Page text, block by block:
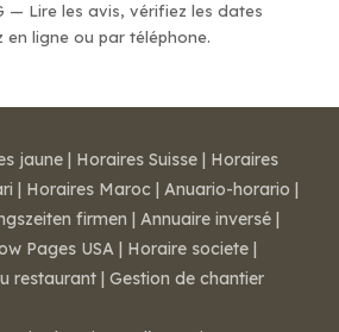
— Lire les avis, vérifiez les dates
en ligne ou par téléphone.
jaune | Horaires Suisse | Horaires
| Horaires Maroc | Anuario-horario |
firmen | Annuaire inversé |
Pages USA | Horaire societe |
restaurant | Gestion de chantier